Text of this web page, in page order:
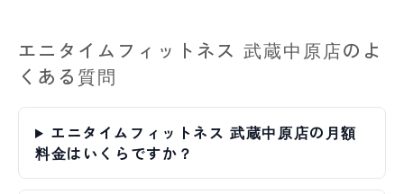
エニタイムフィットネス 武蔵中原店のよ
くある質問
エニタイムフィットネス 武蔵中原店の月額
料金はいくらですか？